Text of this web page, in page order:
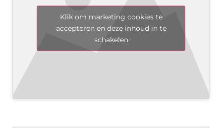
Klik om marketing cookies te
accepteren en deze inhoud in te
schakelen